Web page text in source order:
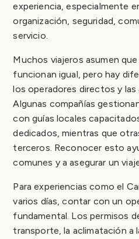
experiencia, especialmente
organización, seguridad,
servicio.
Muchos viajeros asumen
funcionan igual, pero hay
los operadores directos y las
Algunas compañías
con guías locales
dedicados, mientras que
terceros. Reconocer esto
comunes y a asegurar un
Para experiencias como el
varios días, contar con un
fundamental. Los permisos
transporte, la aclimatación a